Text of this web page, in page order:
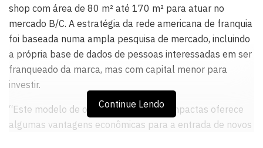
shop com área de 80 m² até 170 m² para atuar no
mercado B/C. A estratégia da rede americana de franquia
foi baseada numa ampla pesquisa de mercado, incluindo
a própria base de dados de pessoas interessadas em ser
franqueado da marca, mas com capital menor para
investir.
“Este modelo de operação de lojas compactas oferece
algumas vantagens econômicas para a entrada de novos
Continue Lendo